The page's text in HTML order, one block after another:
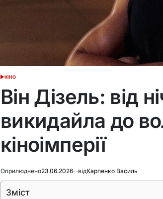
ОПУБЛІКУВАТИ
КІНО
Він Дізель: від
викидайла до
кіноімперії
Оприлюднено23.06.2026 відКарпенко Василь
Зміст